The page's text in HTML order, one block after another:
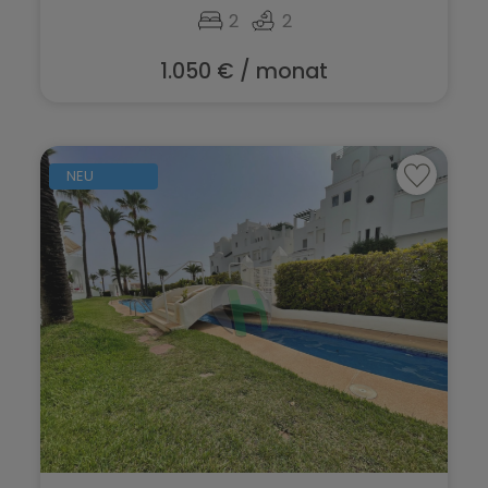
La Xara
Llíber
Lorca
Los Montesinos
Macisvenda
Monforte del Cid
Moraira
Muchamiel
La Marina
La Nucía
La Romana
La Xara
Llíber
Lorca
Los Montesinos
Macisvenda
2 2
1.050 € / monat
NEU